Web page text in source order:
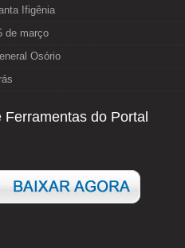
Ifigênia
de março
Osório
Ferramentas do Portal